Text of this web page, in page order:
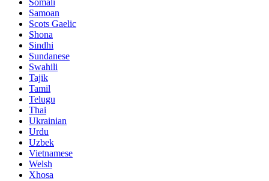
Somali
Samoan
Scots Gaelic
Shona
Sindhi
Sundanese
Swahili
Tajik
Tamil
Telugu
Thai
Ukrainian
Urdu
Uzbek
Vietnamese
Welsh
Xhosa